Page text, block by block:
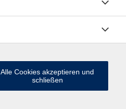
Alle Cookies akzeptieren und
schließen